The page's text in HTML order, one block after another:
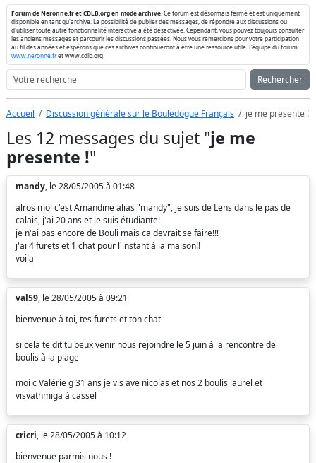
Forum de Neronne.fr et CDLB.org en mode archive . Ce forum est désormais fermé et est uniquement
disponible en tant qu'archive. La possibilité de publier des messages, de répondre aux discussions ou
d'utiliser toute autre fonctionnalité interactive a été désactivée. Cependant, vous pouvez toujours consulter
les anciens messages et parcourir les discussions passées. Nous vous remercions pour votre participation
au fil des années et espérons que ces archives continueront à être une ressource utile. L'équipe du forum
www.neronne.fret www.cdlb.org.
Rechercher
Accueil Discussion générale sur le Bouledogue Français je me presente !
Les 12 messages du sujet "je me
presente !"
mandy, le 28/05/2005 à 01:48
alros moi c'est Amandine alias "mandy", je suis de Lens dans le pas de
calais, j'ai 20 ans et je suis étudiante!
je n'ai pas encore de Bouli mais ca devrait se faire!!!
j'ai 4 furets et 1 chat pour l'instant à la maison!!
voila
val59, le 28/05/2005 à 09:21
bienvenue à toi, tes furets et ton chat
si cela te dit tu peux venir nous rejoindre le 5 juin à la rencontre de
boulis à la plage
moi c Valérie g 31 ans je vis ave nicolas et nos 2 boulis laurel et
visvathmiga à cassel
cricri, le 28/05/2005 à 10:12
bienvenue parmis nous !